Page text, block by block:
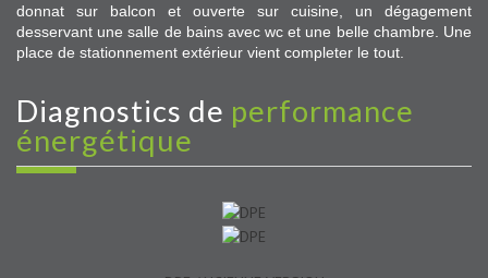
donnat sur balcon et ouverte sur cuisine, un dégagement
desservant une salle de bains avec wc et une belle chambre. Une
place de stationnement extérieur vient completer le tout.
diagnostics de performance
énergétique